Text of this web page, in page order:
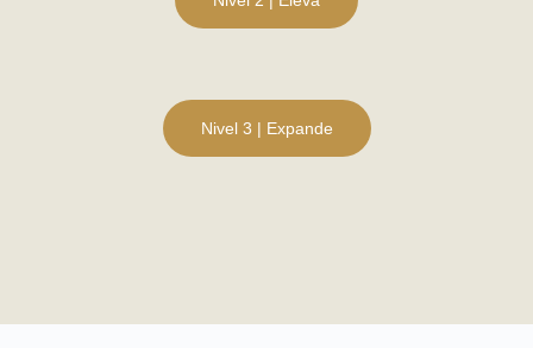
Nivel 3 | Expande